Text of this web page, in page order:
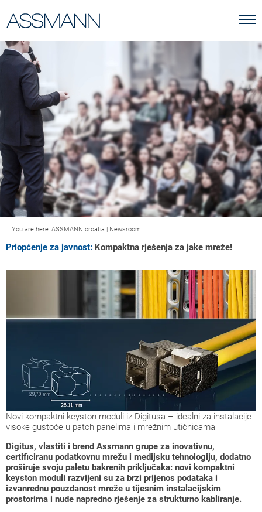
You are here: ASSMANN croatia | Newsroom
Priopćenje za javnost: Kompaktna rješenja za jake mreže!
Novi kompaktni keyston moduli iz Digitusa – idealni za instalacije
visoke gustoće u patch panelima i mrežnim utičnicama
Digitus, vlastiti i brend Assmann grupe za inovativnu,
certificiranu podatkovnu mrežu i medijsku tehnologiju, dodatno
proširuje svoju paletu bakrenih priključaka: novi kompaktni
keyston moduli razvijeni su za brzi prijenos podataka i
izvanrednu pouzdanost mreže u tijesnim instalacijskim
prostorima i nude napredno rješenje za strukturno kabliranje.